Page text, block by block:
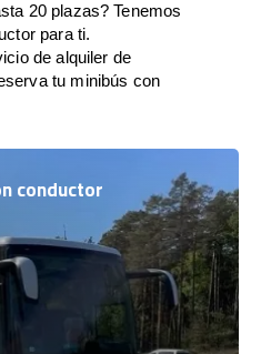
20 plazas? Tenemos
para ti.
de alquiler de
tu minibús con
conductor